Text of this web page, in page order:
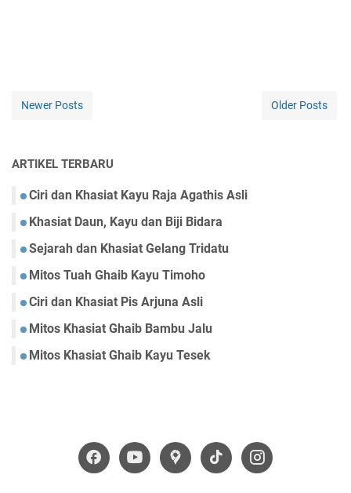
Newer Posts Older Posts
ARTIKEL TERBARU
Ciri dan Khasiat Kayu Raja Agathis Asli
Khasiat Daun, Kayu dan Biji Bidara
Sejarah dan Khasiat Gelang Tridatu
Mitos Tuah Ghaib Kayu Timoho
Ciri dan Khasiat Pis Arjuna Asli
Mitos Khasiat Ghaib Bambu Jalu
Mitos Khasiat Ghaib Kayu Tesek